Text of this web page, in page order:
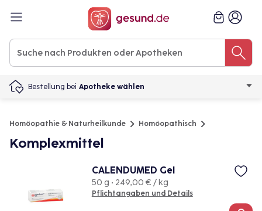
Bestellung bei Apotheke wählen
Homöopathie & Naturheilkunde Homöopathisch
Komplexmittel
CALENDUMED Gel
50 g • 249,00 € / kg
Pflichtangaben und Details